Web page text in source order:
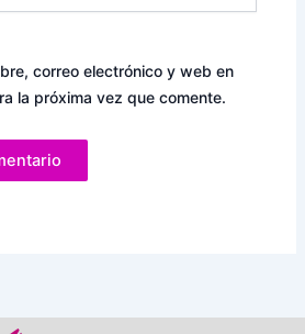
correo electrónico y web en
la próxima vez que comente.